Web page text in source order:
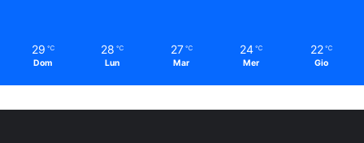
29 ℃
Dom
28 ℃
Lun
27 ℃
Mar
24 ℃
Mer
22 ℃
Gio